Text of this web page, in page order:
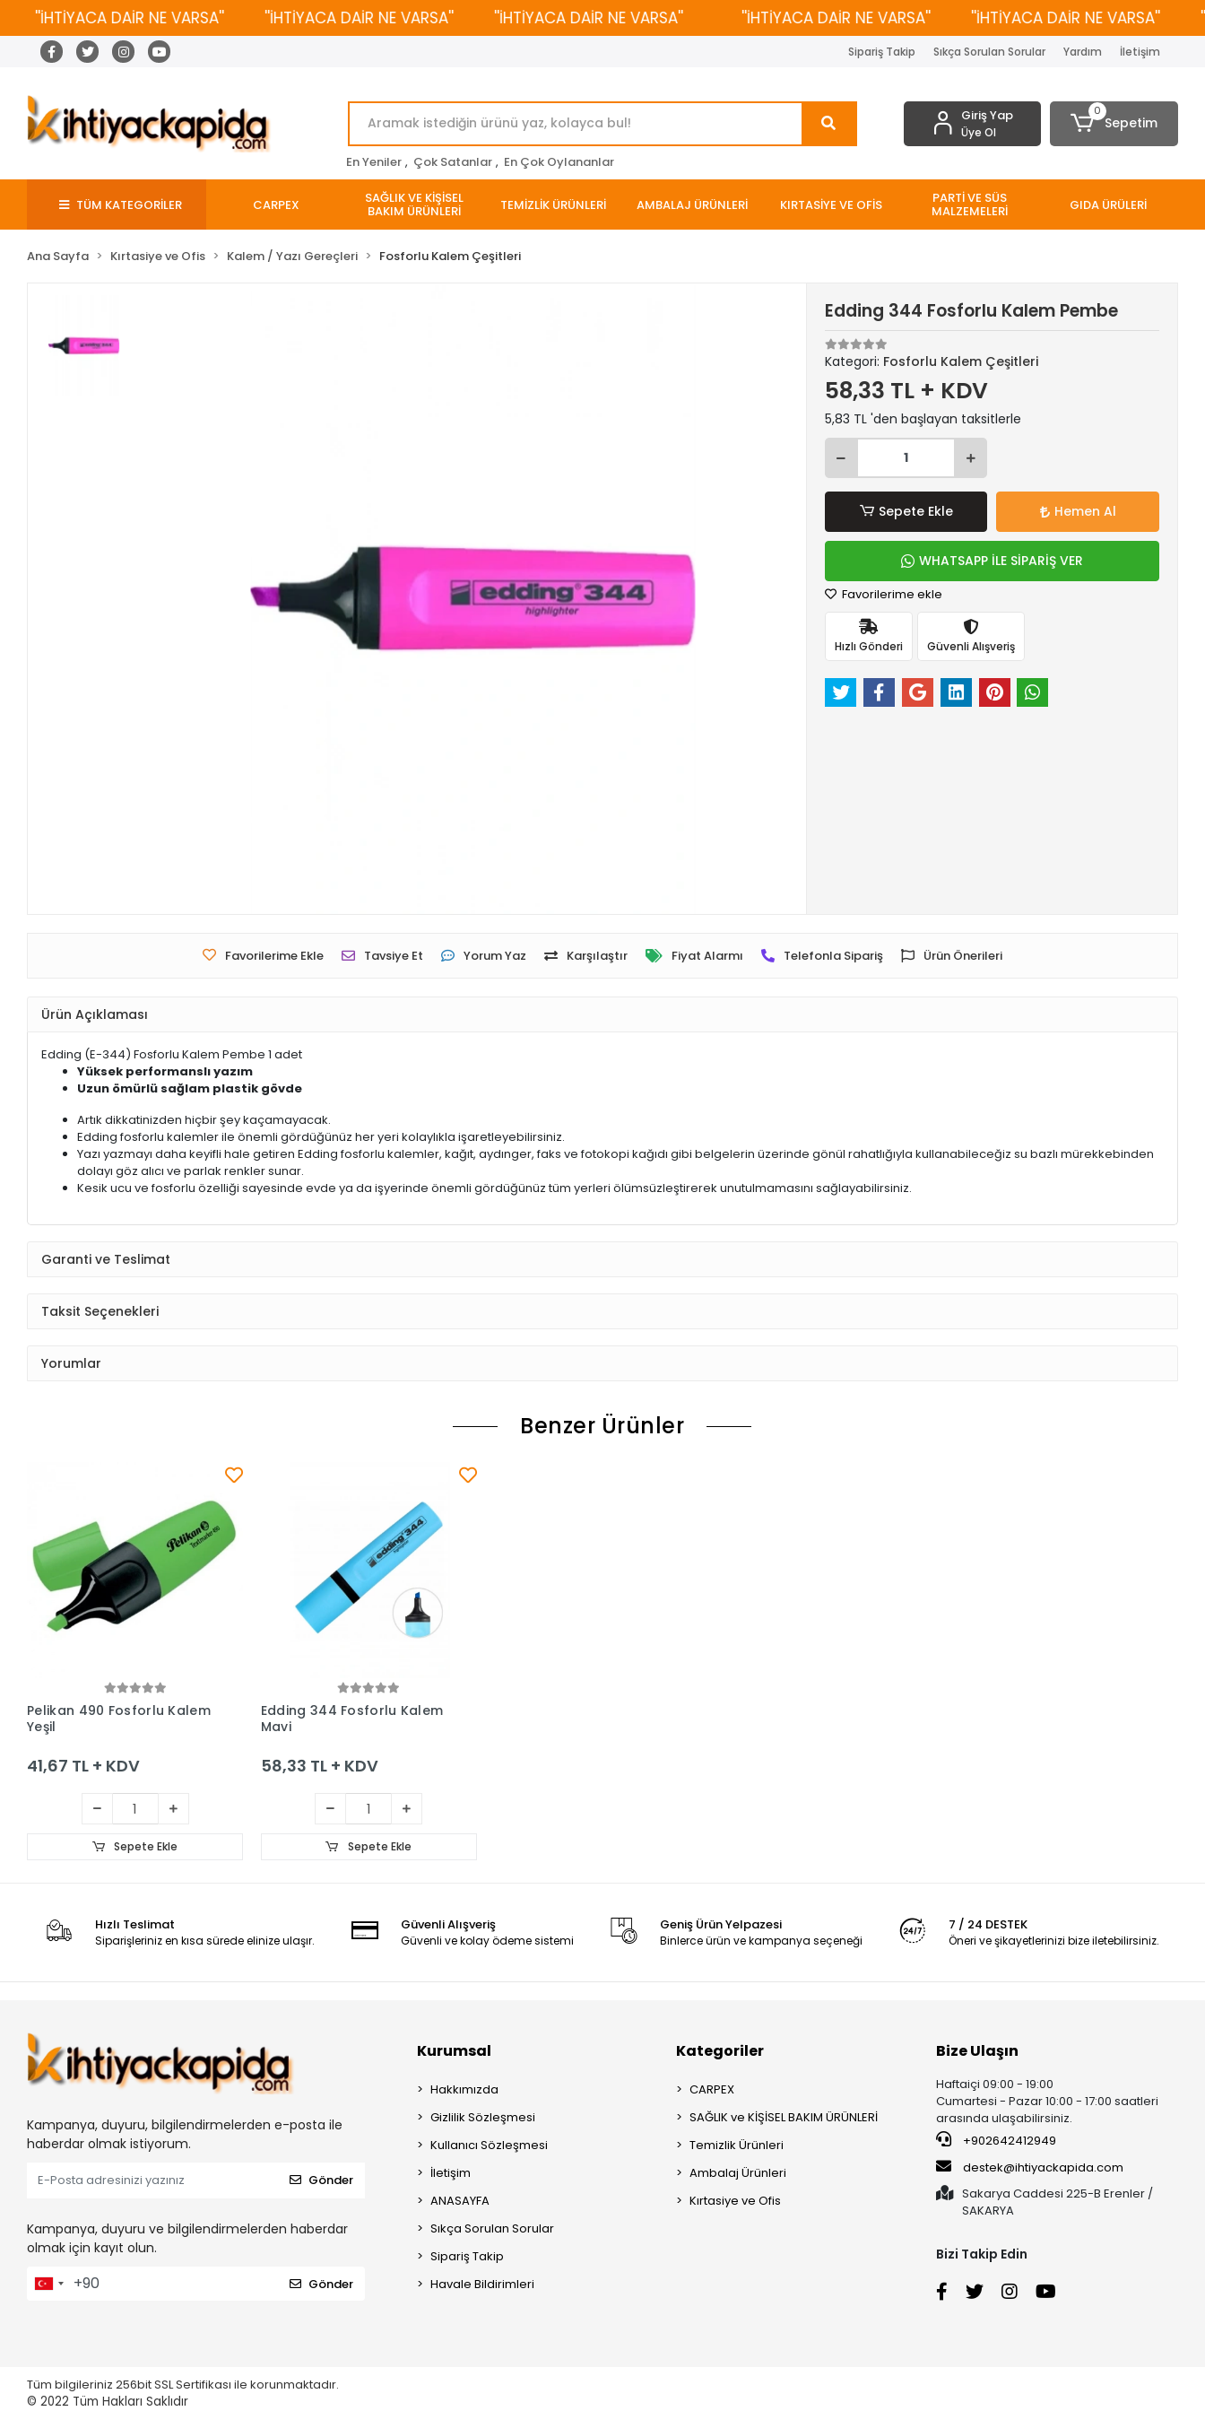
''İHTİYACA DAİR NE VARSA'' ''İHTİYACA DAİR NE VARSA'' ''İHTİYACA DAİR NE VARSA'' ''İHTİYACA DAİR NE VARSA'' ''İHTİYACA DAİR NE VARSA''
Sipariş Takip Sıkça Sorulan Sorular Yardım İletişim
En Yeniler , Çok Satanlar , En Çok Oylananlar
Giriş Yap
Üye Ol
0
Sepetim
TÜM KATEGORİLER CARPEX SAĞLIK VE KİŞİSEL
BAKIM ÜRÜNLERİ TEMİZLİK ÜRÜNLERİ AMBALAJ ÜRÜNLERİ KIRTASİYE VE OFİS PARTİ VE SÜS
MALZEMELERİ GIDA ÜRÜLERİ
Ana Sayfa Kırtasiye ve Ofis Kalem / Yazı Gereçleri Fosforlu Kalem Çeşitleri
Edding 344 Fosforlu Kalem Pembe
Kategori: Fosforlu Kalem Çeşitleri
58,33 TL + KDV
5,83 TL 'den başlayan taksitlerle
Sepete Ekle Hemen Al
WHATSAPP İLE SİPARİŞ VER
Favorilerime ekle
Hızlı Gönderi Güvenli Alışveriş
Favorilerime Ekle Tavsiye Et Yorum Yaz Karşılaştır Fiyat Alarmı Telefonla Sipariş Ürün Önerileri
Ürün Açıklaması
Edding (E-344) Fosforlu Kalem Pembe 1 adet
Yüksek performanslı yazım
Uzun ömürlü sağlam plastik gövde
Artık dikkatinizden hiçbir şey kaçamayacak.
Edding fosforlu kalemler ile önemli gördüğünüz her yeri kolaylıkla işaretleyebilirsiniz.
Yazı yazmayı daha keyifli hale getiren Edding fosforlu kalemler, kağıt, aydınger, faks ve fotokopi kağıdı gibi belgelerin üzerinde gönül rahatlığıyla kullanabileceğiz su bazlı mürekkebinden
dolayı göz alıcı ve parlak renkler sunar.
Kesik ucu ve fosforlu özelliği sayesinde evde ya da işyerinde önemli gördüğünüz tüm yerleri ölümsüzleştirerek unutulmamasını sağlayabilirsiniz.
Garanti ve Teslimat
Taksit Seçenekleri
Yorumlar
Benzer Ürünler
Sepete Ekle
Pelikan 490 Fosforlu Kalem
Yeşil
41,67 TL + KDV
Sepete Ekle
Sepete Ekle
Edding 344 Fosforlu Kalem
Mavi
58,33 TL + KDV
Sepete Ekle
Hızlı Teslimat
Siparişleriniz en kısa sürede elinize ulaşır.
Güvenli Alışveriş
Güvenli ve kolay ödeme sistemi
Geniş Ürün Yelpazesi
Binlerce ürün ve kampanya seçeneği
7 / 24 DESTEK
Öneri ve şikayetlerinizi bize iletebilirsiniz.
Kampanya, duyuru, bilgilendirmelerden e-posta ile
haberdar olmak istiyorum.
Gönder
Kampanya, duyuru ve bilgilendirmelerden haberdar
olmak için kayıt olun.
Gönder
Kurumsal
Hakkımızda
Gizlilik Sözleşmesi
Kullanıcı Sözleşmesi
İletişim
ANASAYFA
Sıkça Sorulan Sorular
Sipariş Takip
Havale Bildirimleri
Kategoriler
CARPEX
SAĞLIK ve KİŞİSEL BAKIM ÜRÜNLERİ
Temizlik Ürünleri
Ambalaj Ürünleri
Kırtasiye ve Ofis
Bize Ulaşın
Haftaiçi 09:00 - 19:00
Cumartesi - Pazar 10:00 - 17:00 saatleri
arasında ulaşabilirsiniz.
+902642412949
destek@ihtiyackapida.com
Sakarya Caddesi 225-B Erenler /
SAKARYA
Bizi Takip Edin
Tüm bilgileriniz 256bit SSL Sertifikası ile korunmaktadır.
© 2022 Tüm Hakları Saklıdır